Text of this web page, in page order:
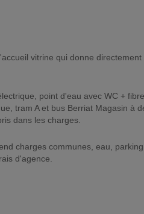
point d'eau avec WC +
tram A et bus Berriat Magasin à
dans les charges.
charges communes, eau,
d'agence.